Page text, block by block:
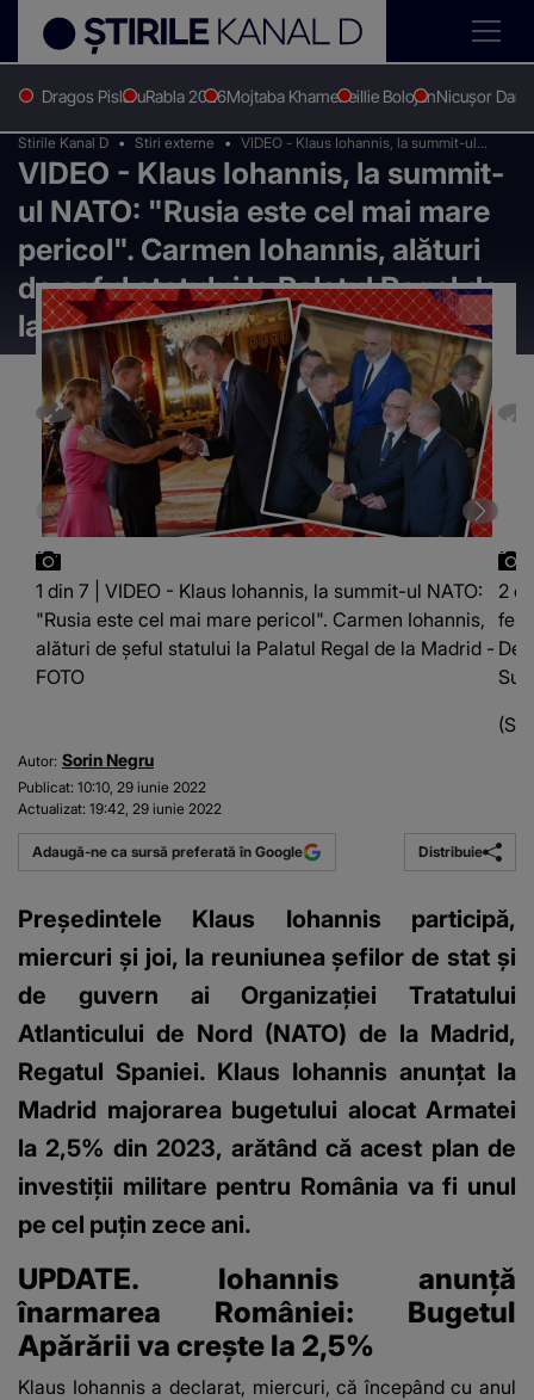
Dragos PislaruRabla 2026Mojtaba KhameneiIlie BolojanNicușor Dan
Stirile Kanal D Stiri externe
VIDEO - Klaus Iohannis, la summit-ul
NATO: "Rusia este cel mai mare pericol".
Carmen Iohannis, alături de șeful statului
la Palatul Regal de la Madrid - FOTO
VIDEO - Klaus Iohannis, la summit-
ul NATO: "Rusia este cel mai mare
pericol". Carmen Iohannis, alături
de șeful statului la Palatul Regal de
la Madrid - FOTO
1 din 7 | VIDEO - Klaus Iohannis, la summit-ul NATO:
"Rusia este cel mai mare pericol". Carmen Iohannis,
alături de șeful statului la Palatul Regal de la Madrid -
FOTO
2
Autor: Sorin Negru
Publicat: 10:10, 29 iunie 2022
Actualizat: 19:42, 29 iunie 2022
Adaugă-ne ca sursă preferată în Google Distribuie
Preşedintele Klaus Iohannis participă,
miercuri şi joi, la reuniunea şefilor de stat şi
de guvern ai Organizaţiei Tratatului
Atlanticului de Nord (NATO) de la Madrid,
Regatul Spaniei. Klaus Iohannis anunțat la
Madrid majorarea bugetului alocat Armatei
la 2,5% din 2023, arătând că acest plan de
investiții militare pentru România va fi unul
pe cel puţin zece ani.
UPDATE. Iohannis anunță
înarmarea României: Bugetul
Apărării va crește la 2,5%
Klaus Iohannis a declarat, miercuri, că începând cu anul